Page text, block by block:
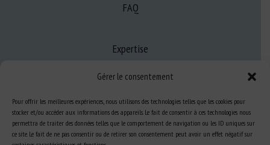
Gérer le consentement
Pour offrir les meilleures expériences, nous utilisons des technologies telles que les cookies pour
stocker et/ou accéder aux informations des appareils. Le fait de consentir à ces technologies nous
permettra de traiter des données telles que le comportement de navigation ou les ID uniques sur
ce site. Le fait de ne pas consentir ou de retirer son consentement peut avoir un effet négatif sur
FAQ
Expertise
Ressources